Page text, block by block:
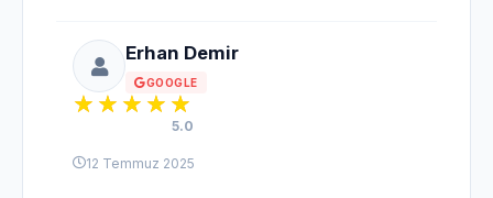
Erhan Demir
GOOGLE
5.0
12 Temmuz 2025